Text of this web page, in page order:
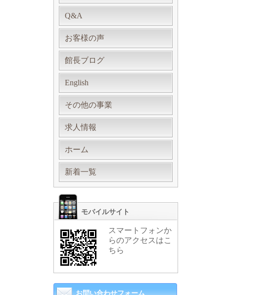
Q&A
お客様の声
館長ブログ
English
その他の事業
求人情報
ホーム
新着一覧
モバイルサイト
スマートフォンか
らのアクセスはこ
ちら
お問い合わせフォーム